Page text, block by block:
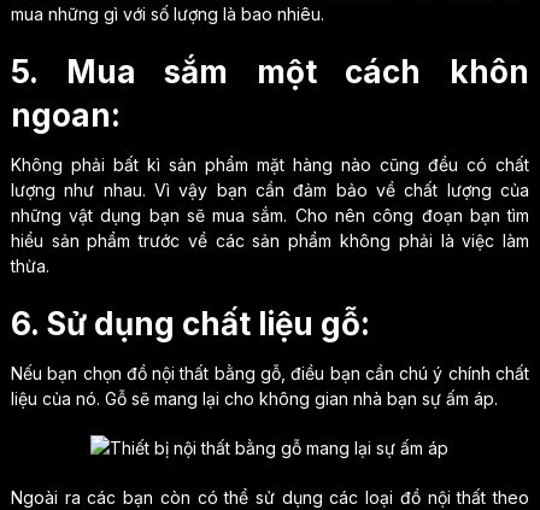
mua những gì với số lượng là bao nhiêu.
5. Mua sắm một cách khôn
ngoan:
Không phải bất kì sản phẩm mặt hàng nào cũng đều có chất
lượng như nhau. Vì vậy bạn cần đảm bảo về chất lượng của
những vật dụng bạn sẽ mua sắm. Cho nên công đoạn bạn tìm
hiểu sản phẩm trước về các sản phẩm không phải là việc làm
thừa.
6. Sử dụng chất liệu gỗ:
Nếu bạn chọn đồ nội thất bằng gỗ, điều bạn cần chú ý chính chất
liệu của nó. Gỗ sẽ mang lại cho không gian nhà bạn sự ấm áp.
Ngoài ra các bạn còn có thể sử dụng các loại đồ nội thất theo